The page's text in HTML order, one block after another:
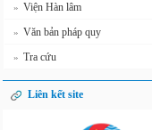
» Viện Hàn lâm
» Văn bản pháp quy
» Tra cứu
Liên kết site